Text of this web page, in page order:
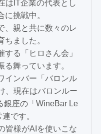
はIT企業の代表とし
挑戦中。
、親と共に数々のレ
ちました。
る「ヒロさん会」
舞っています。
インバー「バロンル
、現在はバロンルー
銀座の「WineBar Le
です。
皆様がAIを使いこな